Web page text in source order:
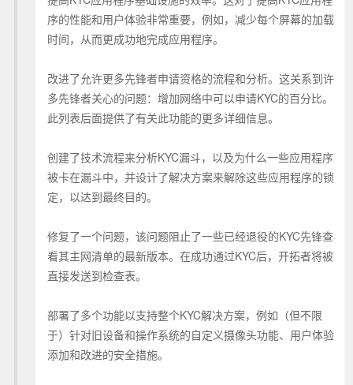
序的性能和用户体验非常重要，例如，减少每个屏幕的加载
时间，从而更成功地完成应用程序。
改进了允许更多先锋者申请资格的流程和分析。这关系到许
多先锋者关心的问题：增加网络中可以申请KYC的百分比。
此列表后面提供了有关此功能的更多详细信息。
创建了技术流程来分析KYC漏斗，以及为什么一些应用程序
被卡在漏斗中，并设计了解决方案来解除这些应用程序的锁
定，以达到最终目的。
修复了一个问题，该问题阻止了一些已经退役的KYC先锋查
看其主网清单的最新版本。在成功通过KYC后，开拓者将被
直接发送到检查表。
部署了多个功能以支持整个KYC解决方案，例如（但不限
于）针对旧设备和操作系统的自定义摄像头功能、用户体验
添加和改进的安全措施。